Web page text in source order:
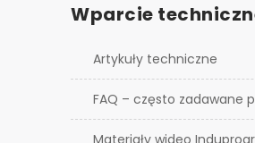
Wparcie
Artykuły techniczne
FAQ – często zadawane
Materiały wideo